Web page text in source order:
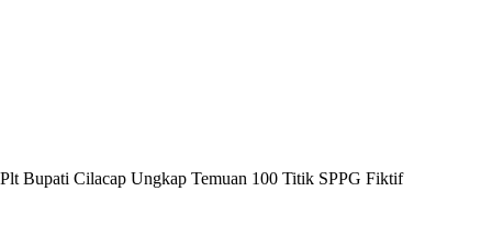
Plt Bupati Cilacap Ungkap Temuan 100 Titik SPPG Fiktif